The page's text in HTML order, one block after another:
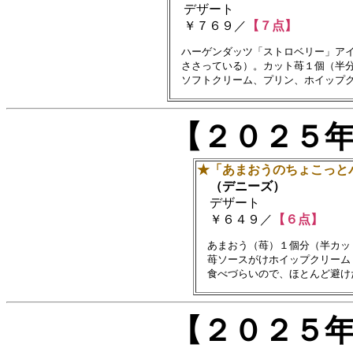
デザート
￥７６９／
【７点】
ハーゲンダッツ「ストロベリー」ア
ささっている）。カット苺１個（半
【２０２
★「あまおうのちょこっと
（デニーズ）
デザート
￥６４９／ 【６点】
あまおう（苺）１個分（半カ
苺ソースがけホイップクリー
【２０２